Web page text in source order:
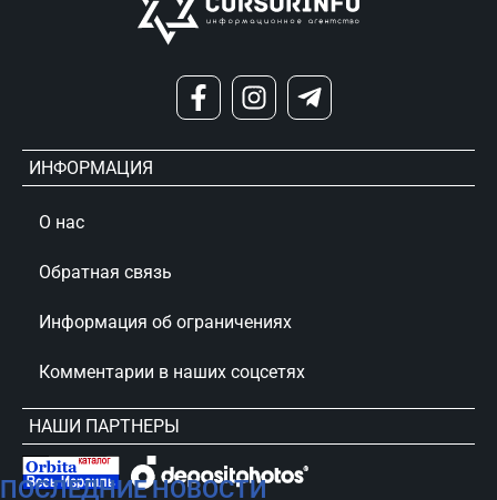
ПОСЛЕДНИЕ НОВОСТИ
ИНФОРМАЦИЯ
О нас
Обратная связь
Информация об ограничениях
Комментарии в наших соцсетях
НАШИ ПАРТНЕРЫ